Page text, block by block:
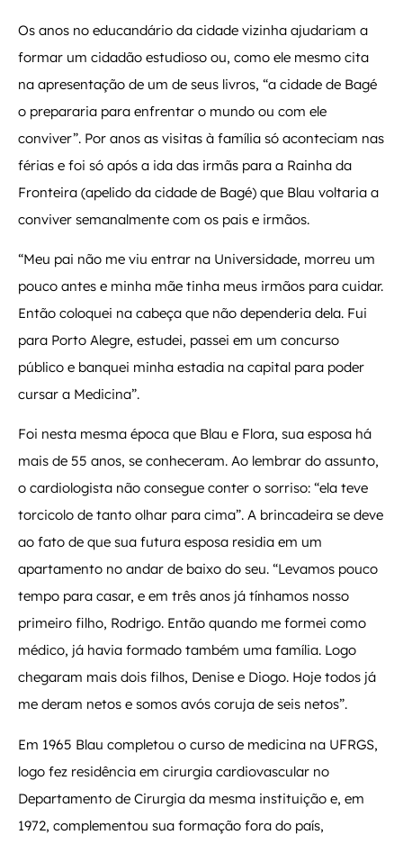
Os anos no educandário da cidade vizinha ajudariam a
formar um cidadão estudioso ou, como ele mesmo cita
na apresentação de um de seus livros, “a cidade de Bagé
o prepararia para enfrentar o mundo ou com ele
conviver”. Por anos as visitas à família só aconteciam nas
férias e foi só após a ida das irmãs para a Rainha da
Fronteira (apelido da cidade de Bagé) que Blau voltaria a
conviver semanalmente com os pais e irmãos.
“Meu pai não me viu entrar na Universidade, morreu um
pouco antes e minha mãe tinha meus irmãos para cuidar.
Então coloquei na cabeça que não dependeria dela. Fui
para Porto Alegre, estudei, passei em um concurso
público e banquei minha estadia na capital para poder
cursar a Medicina”.
Foi nesta mesma época que Blau e Flora, sua esposa há
mais de 55 anos, se conheceram. Ao lembrar do assunto,
o cardiologista não consegue conter o sorriso: “ela teve
torcicolo de tanto olhar para cima”. A brincadeira se deve
ao fato de que sua futura esposa residia em um
apartamento no andar de baixo do seu. “Levamos pouco
tempo para casar, e em três anos já tínhamos nosso
primeiro filho, Rodrigo. Então quando me formei como
médico, já havia formado também uma família. Logo
chegaram mais dois filhos, Denise e Diogo. Hoje todos já
me deram netos e somos avós coruja de seis netos”.
Em 1965 Blau completou o curso de medicina na UFRGS,
logo fez residência em cirurgia cardiovascular no
Departamento de Cirurgia da mesma instituição e, em
1972, complementou sua formação fora do país,